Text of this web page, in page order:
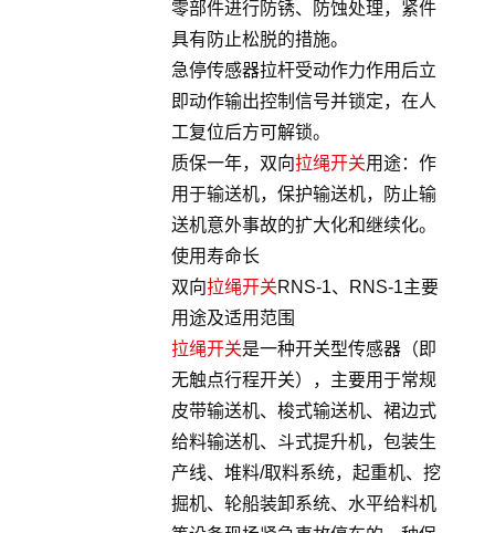
零部件进行防锈、防蚀处理，紧件
具有防止松脱的措施。
急停传感器拉杆受动作力作用后立
即动作输出控制信号并锁定，在人
工复位后方可解锁。
质保一年，双向拉绳开关用途：作
用于输送机，保护输送机，防止输
送机意外事故的扩大化和继续化。
使用寿命长
双向拉绳开关RNS-1、RNS-1主要
用途及适用范围
拉绳开关是一种开关型传感器（即
无触点行程开关），主要用于常规
皮带输送机、梭式输送机、裙边式
给料输送机、斗式提升机，包装生
产线、堆料/取料系统，起重机、挖
掘机、轮船装卸系统、水平给料机